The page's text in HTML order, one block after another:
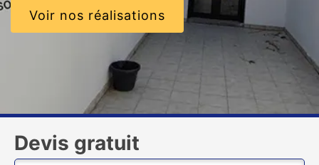
Voir nos réalisations
Devis gratuit